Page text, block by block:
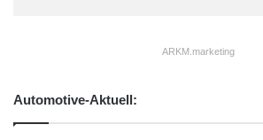
ARKM.marketing
Automotive-Aktuell: